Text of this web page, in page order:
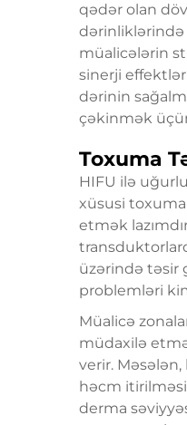
qədər olan
dərinliklərində
müalicələrin
sinerji
dərinin
çəkinmək
Toxuma
HIFU ilə
xüsusi toxuma
etmək
üzərində təsir
problemləri
Müalicə
müdaxilə
verir.
həcm
derma